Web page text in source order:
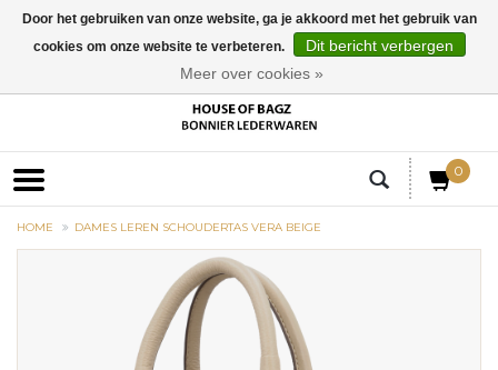
0
HOME DAMES LEREN SCHOUDERTAS VERA BEIGE
Door het gebruiken van onze website, ga je akkoord met het gebruik van
cookies om onze website te verbeteren.
Dit bericht verbergen
Meer over cookies »